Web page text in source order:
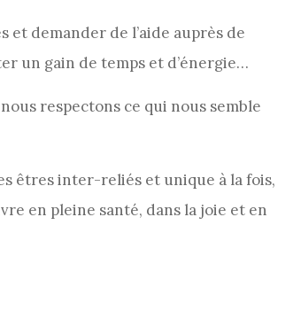
demander de l’aide auprès de
un gain de temps et d’énergie…
respectons ce qui nous semble
êtres inter-reliés et unique à la fois,
en pleine santé, dans la joie et en